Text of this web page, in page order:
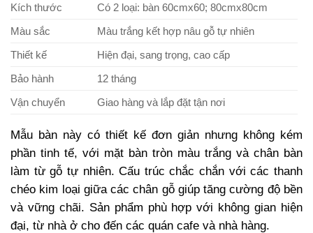
Kích thước
Có 2 loại: bàn 60cmx60; 80cmx80cm
Màu sắc
Màu trắng kết hợp nâu gỗ tự nhiên
Thiết kế
Hiện đại, sang trọng, cao cấp
Bảo hành
12 tháng
Vận chuyển
Giao hàng và lắp đặt tận nơi
Mẫu bàn này có thiết kế đơn giản nhưng không kém
phần tinh tế, với mặt bàn tròn màu trắng và chân bàn
làm từ gỗ tự nhiên. Cấu trúc chắc chắn với các thanh
chéo kim loại giữa các chân gỗ giúp tăng cường độ bền
và vững chãi. Sản phẩm phù hợp với không gian hiện
đại, từ nhà ở cho đến các quán cafe và nhà hàng.